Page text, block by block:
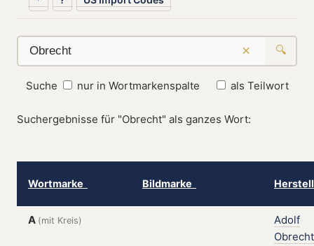
× 🔍
Suche nur in Wortmarkenspalte als Teilwort
Suchergebnisse für "Obrecht" als ganzes Wort:
Wortmarke Bildmarke
A (mit Kreis)
Adolf
Obrecht